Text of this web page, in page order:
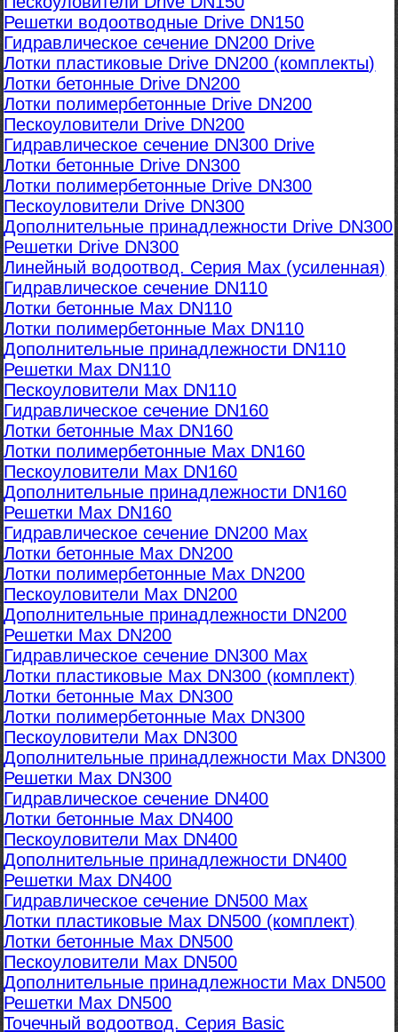
Решетки водоотводные Drive DN150
Гидравлическое сечение DN200 Drive
Лотки пластиковые Drive DN200 (комплекты)
Лотки бетонные Drive DN200
Лотки полимербетонные Drive DN200
Пескоуловители Drive DN200
Гидравлическое сечение DN300 Drive
Лотки бетонные Drive DN300
Лотки полимербетонные Drive DN300
Пескоуловители Drive DN300
Дополнительные принадлежности Drive DN300
Решетки Drive DN300
Линейный водоотвод. Серия Max (усиленная)
Гидравлическое сечение DN110
Лотки бетонные Max DN110
Лотки полимербетонные Max DN110
Дополнительные принадлежности DN110
Решетки Max DN110
Пескоуловители Max DN110
Гидравлическое сечение DN160
Лотки бетонные Max DN160
Лотки полимербетонные Max DN160
Пескоуловители Max DN160
Дополнительные принадлежности DN160
Решетки Max DN160
Гидравлическое сечение DN200 Max
Лотки бетонные Max DN200
Лотки полимербетонные Max DN200
Пескоуловители Max DN200
Дополнительные принадлежности DN200
Решетки Max DN200
Гидравлическое сечение DN300 Max
Лотки пластиковые Max DN300 (комплект)
Лотки бетонные Max DN300
Лотки полимербетонные Max DN300
Пескоуловители Max DN300
Дополнительные принадлежности Max DN300
Решетки Max DN300
Гидравлическое сечение DN400
Лотки бетонные Max DN400
Пескоуловители Max DN400
Дополнительные принадлежности DN400
Решетки Max DN400
Гидравлическое сечение DN500 Max
Лотки пластиковые Max DN500 (комплект)
Лотки бетонные Max DN500
Пескоуловители Max DN500
Дополнительные принадлежности Max DN500
Решетки Max DN500
Точечный водоотвод. Серия Basic